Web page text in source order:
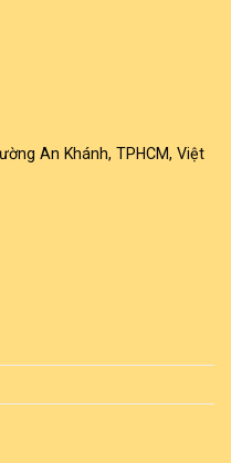
được
An Khánh, TPHCM, Việt